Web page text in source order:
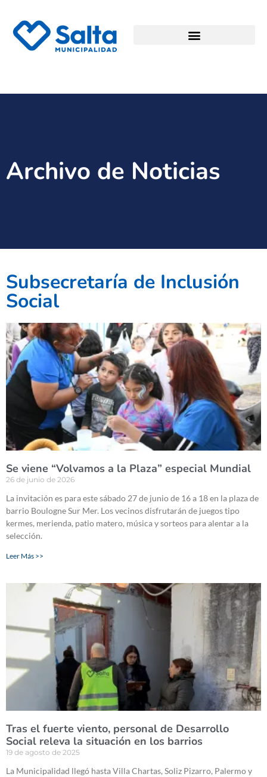
Archivo de Noticias
Subsecretaría de Inclusión
Social
Se viene “Volvamos a la Plaza” especial Mundial
26 de junio de 2026
La invitación es para este sábado 27 de junio de 16 a 18 en la plaza de
barrio Boulogne Sur Mer. Los vecinos disfrutarán de juegos tipo
kermes, merienda, patio matero, música y sorteos para alentar a la
selección.
Leer Más >>
Tras el fuerte viento, personal de Desarrollo
Social releva la situación en los barrios
19 de agosto de 2025
La Municipalidad llegó hasta Villa Chartas, Soliz Pizarro, Palermo y